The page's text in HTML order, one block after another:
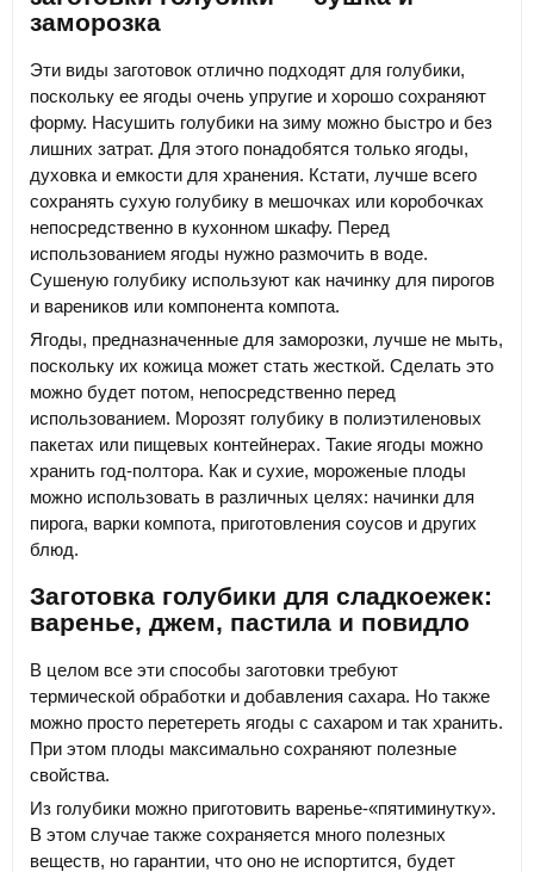
заморозка
Эти виды заготовок отлично подходят для голубики,
поскольку ее ягоды очень упругие и хорошо сохраняют
форму. Насушить голубики на зиму можно быстро и без
лишних затрат. Для этого понадобятся только ягоды,
духовка и емкости для хранения. Кстати, лучше всего
сохранять сухую голубику в мешочках или коробочках
непосредственно в кухонном шкафу. Перед
использованием ягоды нужно размочить в воде.
Сушеную голубику используют как начинку для пирогов
и вареников или компонента компота.
Ягоды, предназначенные для заморозки, лучше не мыть,
поскольку их кожица может стать жесткой. Сделать это
можно будет потом, непосредственно перед
использованием. Морозят голубику в полиэтиленовых
пакетах или пищевых контейнерах. Такие ягоды можно
хранить год-полтора. Как и сухие, мороженые плоды
можно использовать в различных целях: начинки для
пирога, варки компота, приготовления соусов и других
блюд.
Заготовка голубики для сладкоежек:
варенье, джем, пастила и повидло
В целом все эти способы заготовки требуют
термической обработки и добавления сахара. Но также
можно просто перетереть ягоды с сахаром и так хранить.
При этом плоды максимально сохраняют полезные
свойства.
Из голубики можно приготовить варенье-«пятиминутку».
В этом случае также сохраняется много полезных
веществ, но гарантии, что оно не испортится, будет